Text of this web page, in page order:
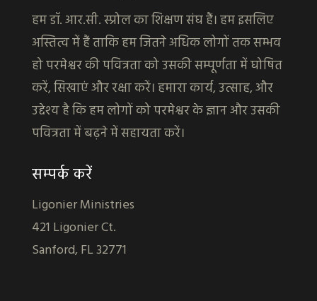
हम डॉ. आर.सी. स्प्रोल का शिक्षण संघ हैं। हम इसलिए
अस्तित्व में हैं ताकि हम जितने अधिक लोगों तक सम्भव
हो परमेश्वर की पवित्रता को उसकी सम्पूर्णता में घोषित
करें, सिखाएं और रक्षा करें। हमारा कार्य, उत्साह, और
उद्देश्य है कि हम लोगों को परमेश्वर के ज्ञान और उसकी
पवित्रता में बढ़ने में सहायता करें।
सम्पर्क करें
Ligonier Ministries
421 Ligonier Ct.
Sanford, FL 32771